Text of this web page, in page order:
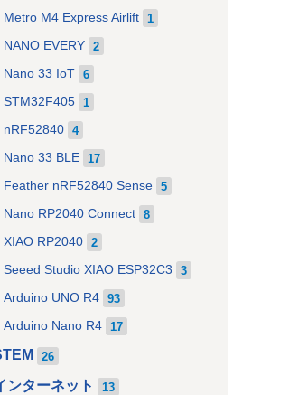
Metro M4 Express Airlift 1
NANO EVERY 2
Nano 33 IoT 6
STM32F405 1
nRF52840 4
Nano 33 BLE 17
Feather nRF52840 Sense 5
Nano RP2040 Connect 8
XIAO RP2040 2
Seeed Studio XIAO ESP32C3 3
Arduino UNO R4 93
Arduino Nano R4 17
26
ンターネット 13